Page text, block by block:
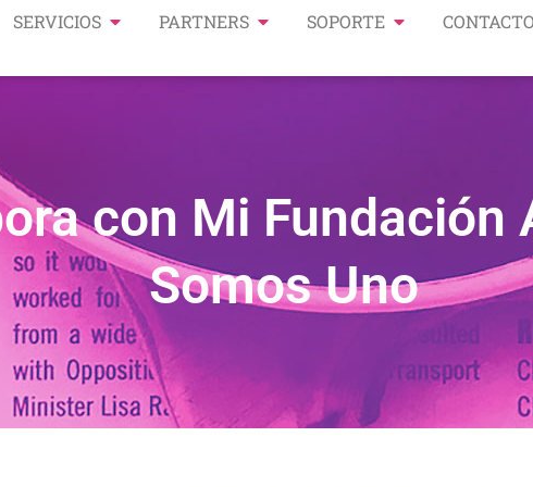
SERVICIOS PARTNERS SOPORTE CONTACTO
con Mi Fundación
Somos Uno